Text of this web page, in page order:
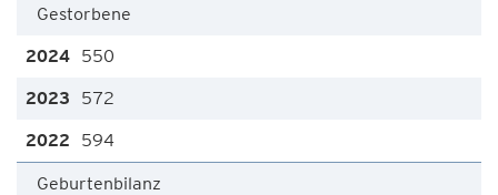
Gestorbene
550
572
594
Geburtenbilanz